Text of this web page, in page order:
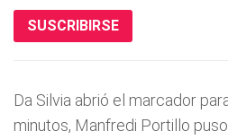
SUSCRIBIRSE
Da Silvia abrió el marcador
minutos, Manfredi Portillo